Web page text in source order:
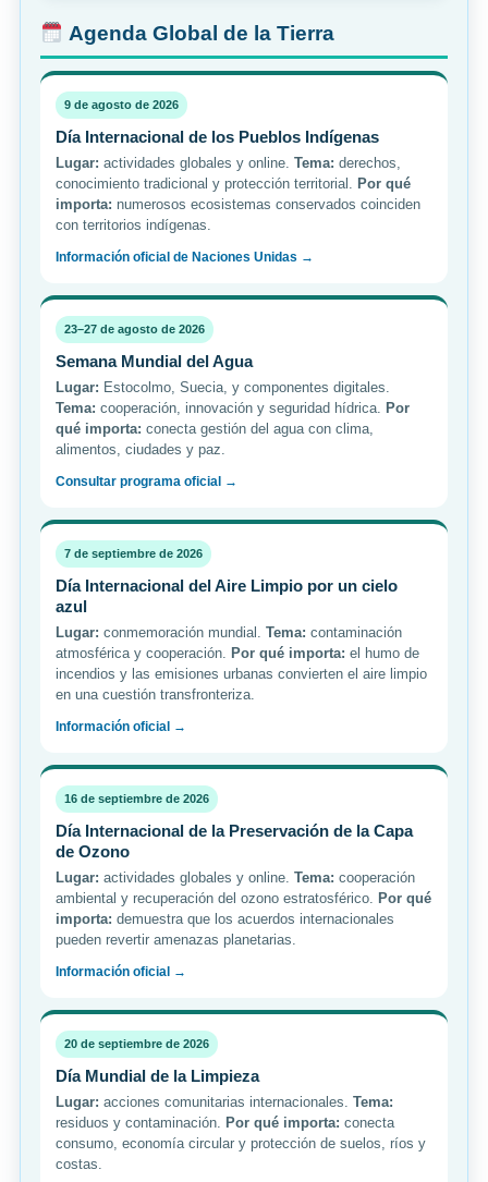
Agenda Global de la Tierra
9 de agosto de 2026
Día Internacional de los Pueblos Indígenas
Lugar: actividades globales y online. Tema: derechos,
conocimiento tradicional y protección territorial. Por qué
importa: numerosos ecosistemas conservados coinciden
con territorios indígenas.
Información oficial de Naciones Unidas →
23–27 de agosto de 2026
Semana Mundial del Agua
Lugar: Estocolmo, Suecia, y componentes digitales.
Tema: cooperación, innovación y seguridad hídrica. Por
qué importa: conecta gestión del agua con clima,
alimentos, ciudades y paz.
Consultar programa oficial →
7 de septiembre de 2026
Día Internacional del Aire Limpio por un cielo
azul
Lugar: conmemoración mundial. Tema: contaminación
atmosférica y cooperación. Por qué importa: el humo de
incendios y las emisiones urbanas convierten el aire limpio
en una cuestión transfronteriza.
Información oficial →
16 de septiembre de 2026
Día Internacional de la Preservación de la Capa
de Ozono
Lugar: actividades globales y online. Tema: cooperación
ambiental y recuperación del ozono estratosférico. Por qué
importa: demuestra que los acuerdos internacionales
pueden revertir amenazas planetarias.
Información oficial →
20 de septiembre de 2026
Día Mundial de la Limpieza
Lugar: acciones comunitarias internacionales. Tema:
residuos y contaminación. Por qué importa: conecta
consumo, economía circular y protección de suelos, ríos y
costas.